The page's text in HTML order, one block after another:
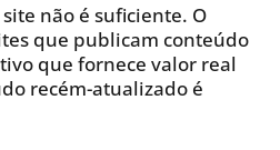
não é suficiente. O
que publicam conteúdo
que fornece valor real
recém-atualizado é